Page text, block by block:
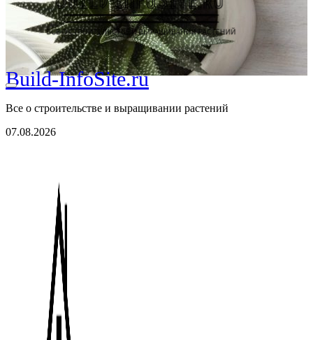
Build-InfoSite.ru
Все о строительстве и выращивании растений
07.08.2026